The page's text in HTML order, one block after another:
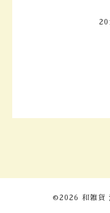
©2026 和雑貨